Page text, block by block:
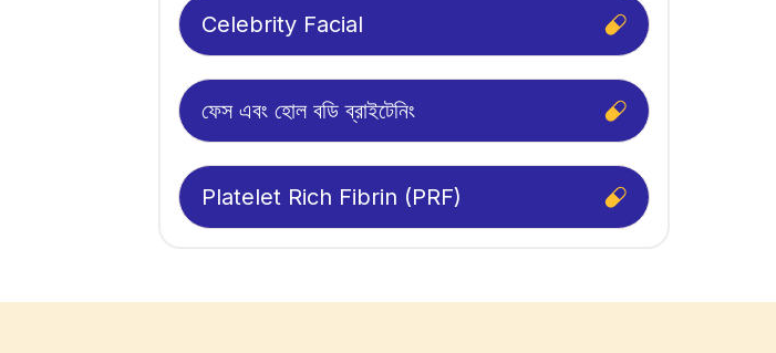
Celebrity Facial
ফেস এবং হোল বডি ব্রাইটেনিং
Platelet Rich Fibrin (PRF)